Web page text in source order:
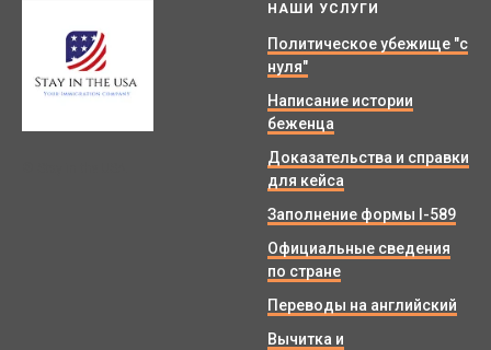
НАШИ УСЛУГИ
Политическое убежище "с
нуля"
Написание истории
беженца
Доказательства и справки
для кейса
Заполнение формы I-589
Официальные сведения
по стране
Переводы на английский
Вычитка и